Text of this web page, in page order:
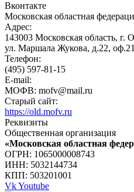
Вконтакте
Московская областная
Адрес:
143003 Московская область, г.
ул. Маршала Жукова, д.22,
Телефон:
(495) 597-81-15
E-mail:
МОФВ: mofv@mail.ru
Старый сайт:
https://old.mofv.ru
Реквизиты
Общественная организация
«Московская областная
ОГРН: 1065000008743
ИНН: 5032144734
КПП: 503201001
VkYoutube